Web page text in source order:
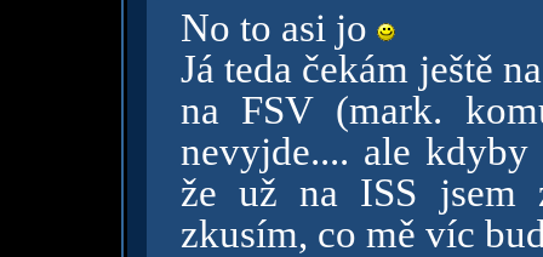
No to asi jo
Já teda čekám ještě
na FSV (mark.
nevyjde.... ale
že už na ISS jsem
zkusím, co mě víc